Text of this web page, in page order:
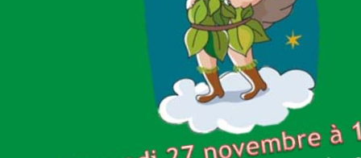
Équipes et fonctionnement
Le réseau dans le monde
Je soutiens les Amis de la
Mode : une
destructrice
Gaz au
violence TOTAL(e)
Nos autres